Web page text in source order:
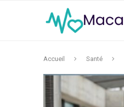
Accueil Santé